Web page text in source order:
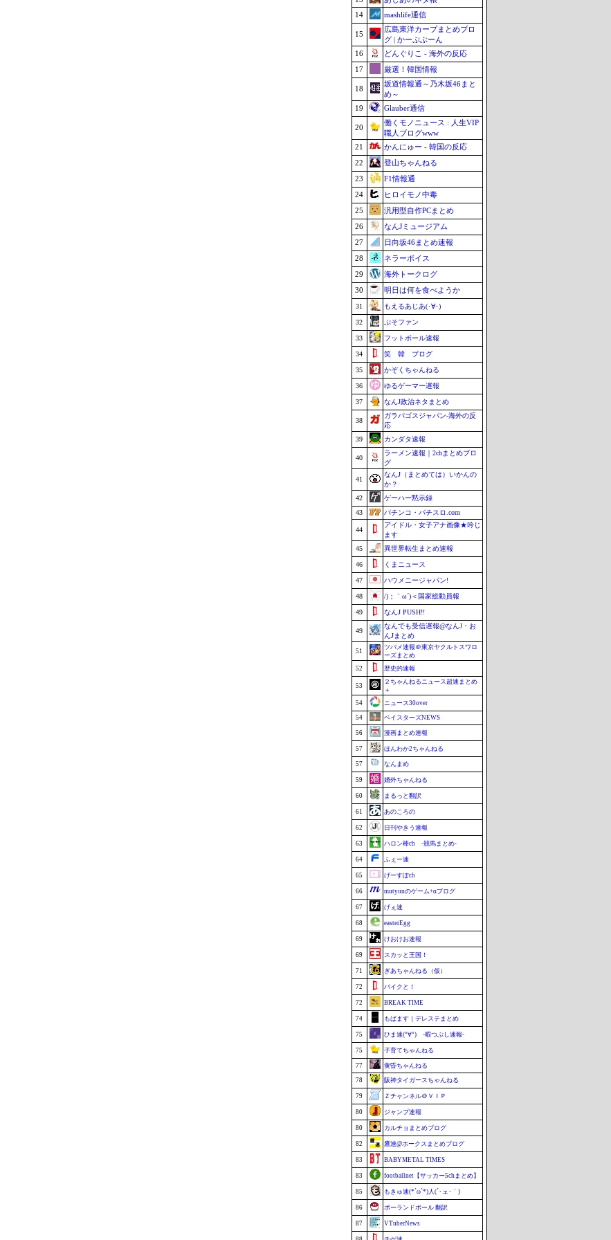
14
mashlife通信
15
広島東洋カープまとめブロ
グ | かーぷぶーん
16
どんぐりこ - 海外の反応
17
厳選！韓国情報
18
坂道情報通～乃木坂46まと
め～
19
Glauber通信
20
働くモノニュース : 人生VIP
職人ブログwww
21
かんにゅー - 韓国の反応
22
登山ちゃんねる
23
F1情報通
24
ヒロイモノ中毒
25
汎用型自作PCまとめ
26
なんJミュージアム
27
日向坂46まとめ速報
28
ネラーボイス
29
海外トークログ
30
明日は何を食べようか
31 もえるあじあ(･∀･)
32 ぷそファン
33 フットボール速報
34 笑 韓 ブログ
35 かぞくちゃんねる
36 ゆるゲーマー遅報
37 なんJ政治ネタまとめ
38
ガラパゴスジャパン-海外の反
応
39
カンダタ速報
40
ラーメン速報｜2chまとめブロ
グ
41
なんJ（まとめては）いかんの
か？
42
ゲーハー黙示録
43
パチンコ・パチスロ.com
44
アイドル・女子アナ画像★吟じ
ます
45
異世界転生まとめ速報
46 くまニュース
47 ハウメニージャパン!
48 /)；｀ω´)＜国家総動員報
49 なんJ PUSH!!
49
なんでも受信遅報@なんJ・お
んJまとめ
51
ツバメ速報＠東京ヤクルトスワロ
ーズまとめ
52
歴史的速報
53
２ちゃんねるニュース超速まとめ
＋
54
ニュース30over
54 ベイスターズNEWS
56 漫画まとめ速報
57 ほんわか2ちゃんねる
57 なんまめ
59 婚外ちゃんねる
60 まるっと翻訳
61 あのころの
62 日刊やきう速報
63 ハロン棒ch -競馬まとめ-
64 ふぇー速
65 げーすぽch
66 mutyunのゲーム+αブログ
67 げぇ速
68 easterEgg
69 けおけお速報
69 スカッと王国！
71 ぎあちゃんねる（仮）
72 バイクと！
72 BREAK TIME
74 もばます｜デレステまとめ
75 ひま速(°∀°) -暇つぶし速報-
75 子育てちゃんねる
77 黄昏ちゃんねる
78 阪神タイガースちゃんねる
79 Ｚチャンネル＠ＶＩＰ
80 ジャンプ速報
80 カルチョまとめブログ
82 鷹速@ホークスまとめブログ
83 BABYMETAL TIMES
83 footballnet【サッカー5chまとめ】
85 もきゅ速(*´ω`*)人(´･ェ･｀)
86 ポーランドボール 翻訳
87 VTuberNews